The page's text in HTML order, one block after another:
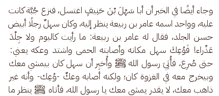
وجاء أيضًا في الخبر أن أبا سَهْلَ بْنَ حَنِيفٍ اغتسل، فنزع جُبَّة كانت
عليه، وواحد اسمه عامر بن ربيعة ينظر إليه، وكان سهلٌ رجلًا أبيض
حسن الجلد، فقال له عامر بن ربيعة: ما رأيت كاليوم ولا جِلْدَ
عَذْراء! فَوُعِكَ سهل مكانه وأصابته الحمى واشتد وعكه يعني:
حتى صُرِع، فأُتِيَ رسول الله ﷺ وأُخبِر أن سهل كان بيمشي معك
وبيخرج معه في الغزوة كان؛ ولكنه أصابه وعكٌ -وُعِك- وأنه غير
ذاهب معك، لا يقدر يمشي معك يا رسول الله، فأتاه ﷺ ينظر ما